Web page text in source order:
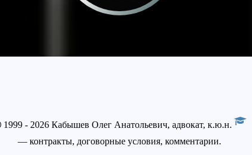
1999 - 2026 Кабышев Олег Анатольевич, адвокат, к.ю.н.
— контракты, договорные условия, комментарии.